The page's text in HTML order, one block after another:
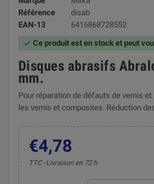
Référence
disab
EAN-13
6416868728552
 Ce produit est en stock et peut
Disques abrasifs
mm.
Pour réparation de défauts de vernis
les vernis et composites. Réduction
€4,78
TTC Livraison en 72 h